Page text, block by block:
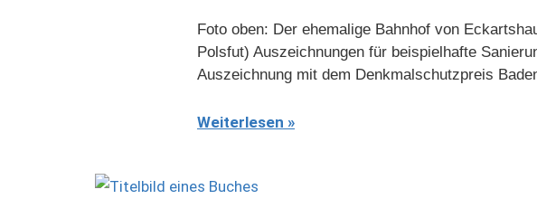
Foto oben: Der ehemalige Bahnhof von
Polsfut) Auszeichnungen für beispielhafte
Auszeichnung mit dem Denkmalschutzpreis
Weiterlesen